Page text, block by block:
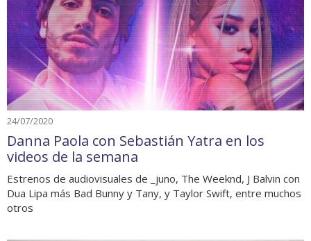
24/07/2020
Danna Paola con Sebastián Yatra en los
videos de la semana
Estrenos de audiovisuales de _juno, The Weeknd, J Balvin con
Dua Lipa más Bad Bunny y Tany, y Taylor Swift, entre muchos
otros